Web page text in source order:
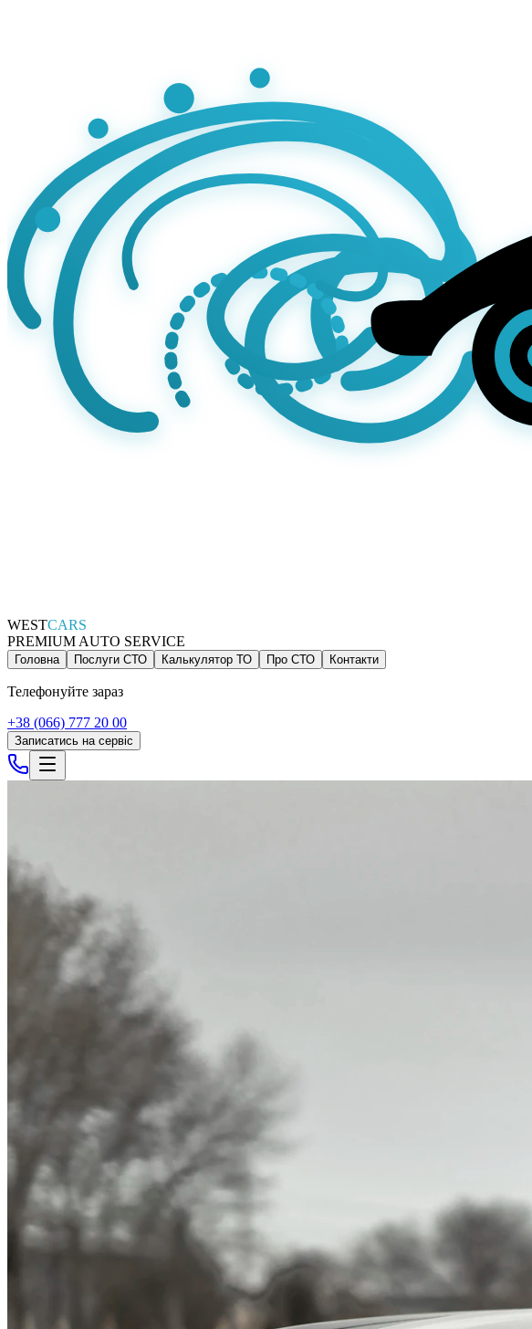
WESTCARS
PREMIUM AUTO SERVICE
Головна Послуги СТО Калькулятор ТО Про СТО Контакти
Телефонуйте зараз
+38 (066) 777 20 00
Записатись на сервіс